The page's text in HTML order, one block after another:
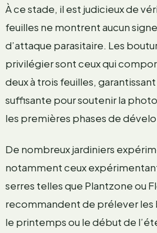
À ce stade, il est judicieux de
feuilles ne montrent aucun
d’attaque parasitaire. Les
privilégier sont ceux qui
deux à trois feuilles,
suffisante pour soutenir la
les premières phases de
De nombreux jardiniers
notamment ceux
serres telles que Plantzone ou
recommandent de prélever les
le printemps ou le début de